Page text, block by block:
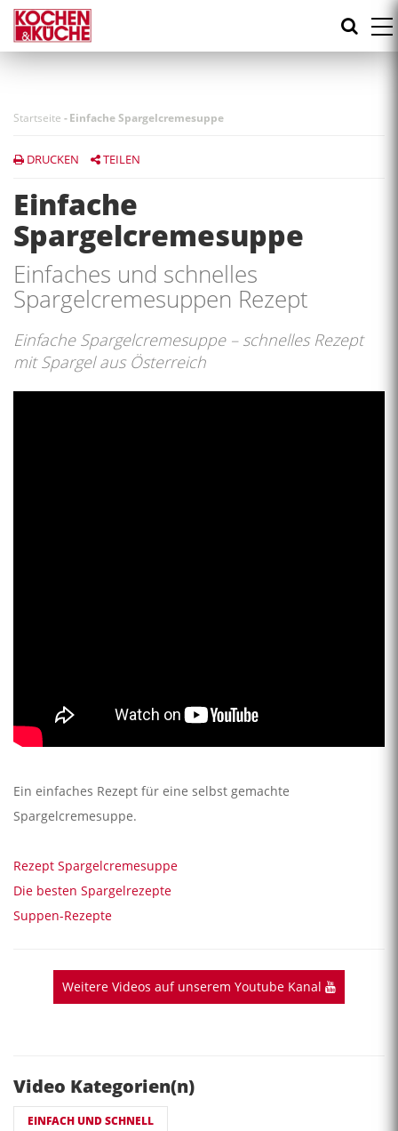
Direkt
zum
Inhalt
Startseite -Einfache Spargelcremesuppe
DRUCKEN TEILEN
Einfache
Spargelcremesuppe
Einfaches und schnelles
Spargelcremesuppen Rezept
Einfache Spargelcremesuppe – schnelles Rezept
mit Spargel aus Österreich
Ein einfaches Rezept für eine selbst gemachte
Spargelcremesuppe.
Rezept Spargelcremesuppe
Die besten Spargelrezepte
Suppen-Rezepte
Weitere Videos auf unserem Youtube Kanal
Video Kategorien(n)
EINFACH UND SCHNELL